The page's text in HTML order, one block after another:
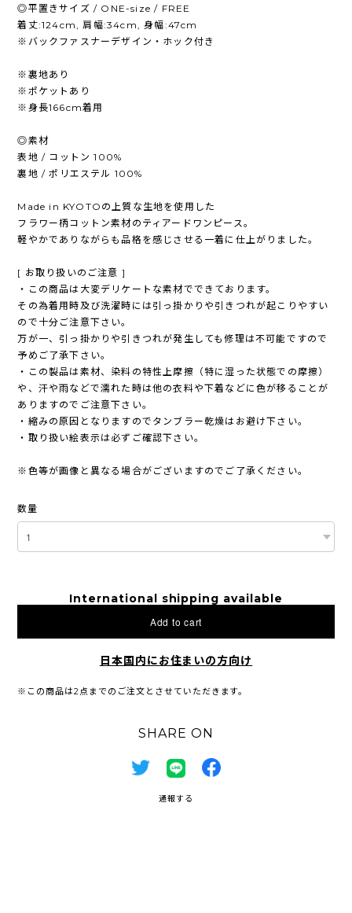
◎平置きサイズ / ONE-size / FREE
着丈:124cm, 肩幅:34cm, 身幅:47cm
※バックファスナーデザイン・ホック付き
※裏地あり
※ポケットあり
※身長166cm着用
◎素材
表地 / コットン 100%
裏地 / ポリエステル 100%
Made in KYOTOの上質な生地を使用した
フラワー柄コットン素材のティアードワンピース。
軽やかでありながらも品格を感じさせる一着に仕上がりました。
[ お取り扱いのご注意 ]
・この商品は大変デリケートな素材でできております。
その為着用時及び洗濯時には引っ掛かりや引きつれが起こりやすい
ので十分ご注意下さい。
万が一、引っ掛かりや引きつれが発生しても修理は不可能ですので
予めご了承下さい。
・この製品は素材、染料の特性上摩擦（特に湿った状態での摩擦）
や、汗や雨などで濡れた時は他の衣料や下着などに色が移ることが
ありますのでご注意下さい。
・縮みの原因となりますのでタンブラー乾燥はお避け下さい。
・取り扱い絵表示は必ずご確認下さい。
※色等が画像と異なる場合がございますのでご了承ください。
数量
International shipping available
Add to cart
日本国内にお住まいの方向け
※この商品は2点までのご注文とさせていただきます。
SHARE ON
通報する